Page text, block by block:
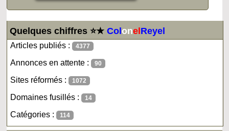
Quelques chiffres ⭐★ColonelReyel
Articles publiés : 4377
Annonces en attente : 90
Sites réformés : 1072
Domaines fusillés : 14
Catégories : 114